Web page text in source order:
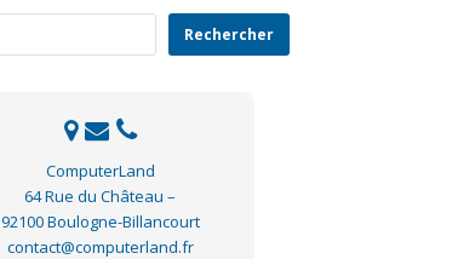
Rechercher
ComputerLand
64 Rue du Château –
92100 Boulogne-Billancourt
contact@computerland.fr